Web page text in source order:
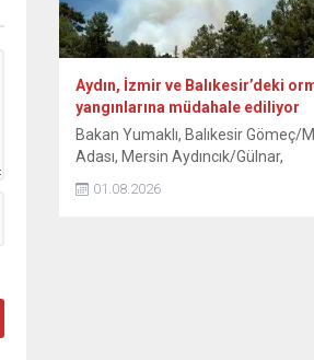
Aydın, İzmir ve Balıkesir’deki
yangınlarına müdahale ediliyor
Bakan Yumaklı, Balıkesir Gömeç/
Adası, Mersin Aydıncık/Gülnar,
Kocaeli/Dilovası orman yangınlarının
01.08.2026